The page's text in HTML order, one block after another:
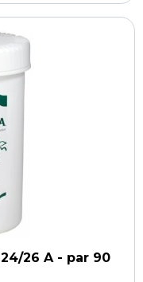
26 A - par 90